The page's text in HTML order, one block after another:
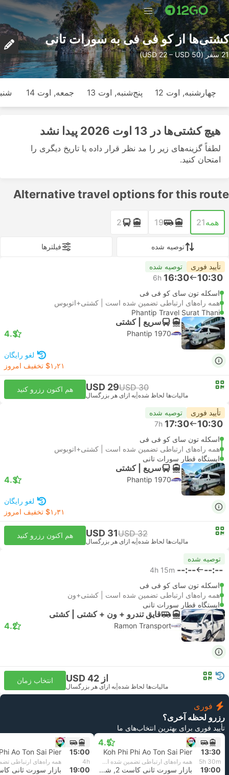
کشتی‌ها از کو فی فی به سورات تانی
21 سفر (USD 22 – USD 50)
چهارشنبه, اوت 12 پنج‌شنبه, اوت 13 جمعه, اوت 14
هیچ کشتی‌ها در 13 اوت 2026 پیدا نشد
لطفاً گزینه‌های زیر را مد نظر قرار داده یا تاریخ دیگری را
امتحان کنید.
Alternative travel options for this route
همه21
19
2
توصیه شده فیلتر‌ها
تأیید فوری توصیه شده
10:30
16:30
6h
اسکله تون سای کو فی فی
همه راه‌های ارتباطی تضمین شده است | کشتی+اتوبوس
Phantip Travel Surat Thani
سریع | کشتی
Phantip 1970
4.3
لغو رایگان
‎$۱٫۲۱ تخفیف امروز
USD 30
USD 29
مالیات‌ها لحاظ شده به ازای هر بزرگسال
هم اکنون رزرو کنید
تأیید فوری توصیه شده
10:30
17:30
7h
اسکله تون سای کو فی فی
همه راه‌های ارتباطی تضمین شده است | کشتی+اتوبوس
ایستگاه قطار سورات تانی
سریع | کشتی
Phantip 1970
4.3
لغو رایگان
‎$۱٫۳۱ تخفیف امروز
USD 32
USD 31
مالیات‌ها لحاظ شده به ازای هر بزرگسال
هم اکنون رزرو کنید
توصیه شده
--:--
--:--
4h 15m
اسکله تون سای کو فی فی
همه راه‌های ارتباطی تضمین شده است | کشتی+ون
ایستگاه قطار سورات تانی
قایق تندرو + ون +‌ کشتی | کشتی
Ramon Transport
4.2
از USD 42
مالیات‌ها لحاظ شده به ازای هر بزرگسال
انتخاب زمان
فوری
رزرو لحظه آخری؟
تأیید فوری برای بهترین انتخاب‌های ما
4.5
13:30
Koh Phi Phi Ao Ton Sai Pier
5h 30m همه راه‌های ارتباطی تضمین شده است
19:00 بازار سورت ثانی کاست 2, شهر سورات تانی
15:00
Ao Ton Sai Pier
4h
19:00